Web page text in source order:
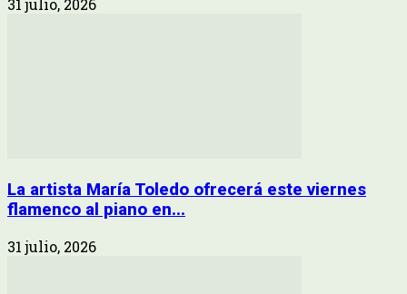
31 julio, 2026
La artista María Toledo ofrecerá este viernes
flamenco al piano en...
31 julio, 2026